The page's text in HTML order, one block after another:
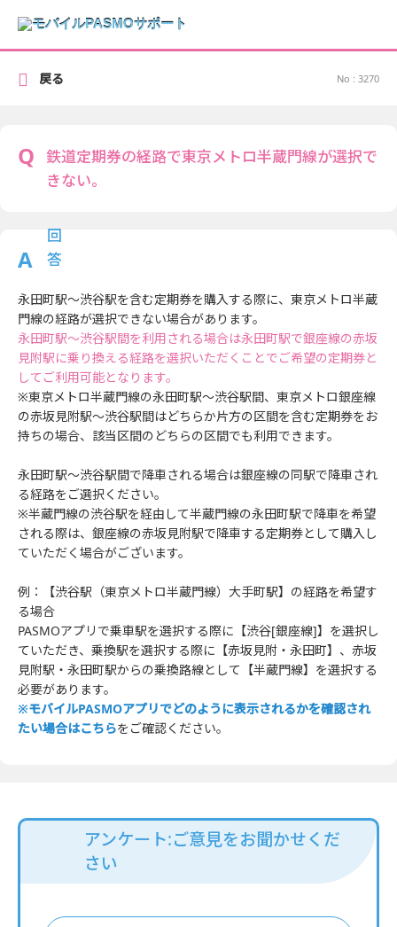
No : 3270
鉄道定期券の経路で東京メトロ半蔵門線が選択で
きない。
永田町駅～渋谷駅を含む定期券を購入する際に、東京メトロ半蔵
門線の経路が選択できない場合があります。
永田町駅～渋谷駅間を利用される場合は永田町駅で銀座線の赤坂
見附駅に乗り換える経路を選択いただくことでご希望の定期券と
してご利用可能となります。
※東京メトロ半蔵門線の永田町駅～渋谷駅間、東京メトロ銀座線
の赤坂見附駅～渋谷駅間はどちらか片方の区間を含む定期券をお
持ちの場合、該当区間のどちらの区間でも利用できます。
永田町駅～渋谷駅間で降車される場合は銀座線の同駅で降車され
る経路をご選択ください。
※半蔵門線の渋谷駅を経由して半蔵門線の永田町駅で降車を希望
される際は、銀座線の赤坂見附駅で降車する定期券として購入し
ていただく場合がございます。
例：【渋谷駅（東京メトロ半蔵門線）大手町駅】の経路を希望す
る場合
PASMOアプリで乗車駅を選択する際に【渋谷[銀座線]】を選択し
ていただき、乗換駅を選択する際に【赤坂見附・永田町】、赤坂
見附駅・永田町駅からの乗換路線として【半蔵門線】を選択する
必要があります。
※モバイルPASMOアプリでどのように表示されるかを確認され
たい場合はこちらをご確認ください。
戻る
アンケート:ご意見をお聞かせくだ
さい